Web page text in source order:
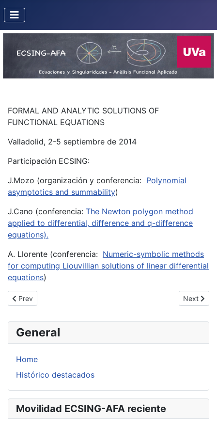
General
Home
Histórico destacados
Movilidad ECSING-AFA reciente
FORMAL AND ANALYTIC SOLUTIONS OF
FUNCTIONAL EQUATIONS
Valladolid, 2-5 septiembre de 2014
Participación ECSING:
J.Mozo (organización y conferencia: Polynomial
asymptotics and summability)
J.Cano (conferencia: The Newton polygon method
applied to differential, difference and q-difference
equations).
A. Llorente (conferencia: Numeric-symbolic methods
for computing Liouvillian solutions of linear differential
equations)
Previous article: Workshop "Valuations theory and its
Prev Next
Next